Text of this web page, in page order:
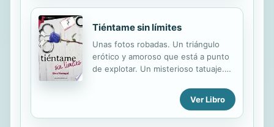
de salvar a su hermana de una
Ríchard en esta nueva aventura,
donde sentirás miedo,
desesperación y mucha, mucha
intriga en cada capitulo. Una historia
Tiéntame sin límites
Unas fotos robadas. Un triángulo
erótico y amoroso que está a punto
de explotar. Un misterioso tatuaje.
Traición, sensualidad, pasión,
mentiras, secretos. Sumérgete en
una tentación sin límites. Cuando
Ver Libro